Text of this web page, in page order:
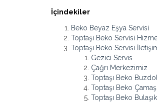
İçindekiler
Beko Beyaz Eşya Servisi
Toptaşı Beko Servisi
Toptaşı Beko Servisi
Gezici Servis
Çağrı Merkezimiz
Toptaşı Beko
Toptaşı Beko
Toptaşı Beko